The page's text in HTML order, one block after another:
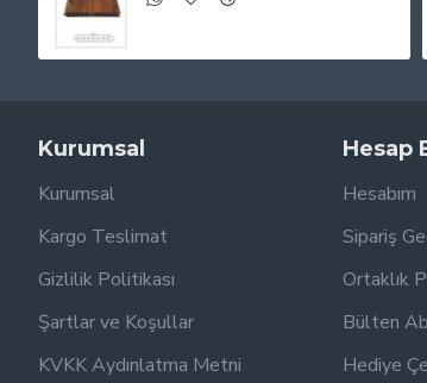
Kurumsal
Kurumsal
Kargo Teslimat
Gizlilik Politikası
Şartlar ve Koşullar
KVKK Aydınlatma Metni
Hesap
Hesabım
Sipariş
Ortaklık
Bülten
Hediye